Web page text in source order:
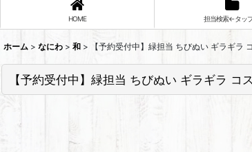
HOME 担当検索←タッ
ホーム > なにわ > 和 > 【予約受付中】緑担当 ちびぬい ギラギラ
【予約受付中】緑担当 ちびぬい ギラギラ コ